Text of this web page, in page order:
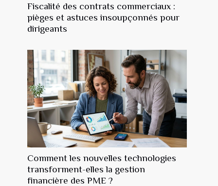
Fiscalité des contrats commerciaux :
pièges et astuces insoupçonnés pour
dirigeants
Comment les nouvelles technologies
transforment-elles la gestion
financière des PME ?